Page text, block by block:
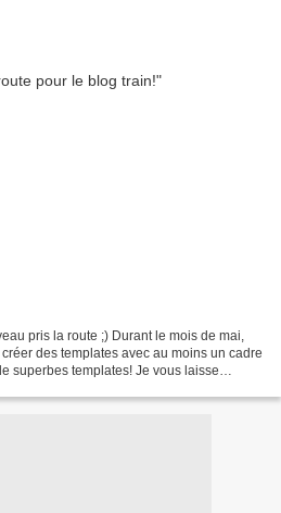
pris la route ;) Durant le mois de mai,
des templates avec au moins un cadre
superbes templates! Je vous laisse